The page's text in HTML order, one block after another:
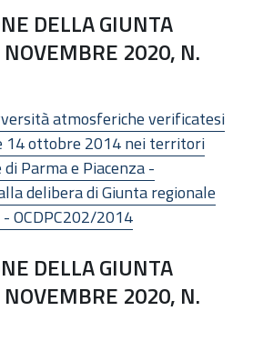
DELLA GIUNTA
NOVEMBRE 2020, N.
atmosferiche verificatesi
14 ottobre 2014 nei territori
Parma e Piacenza -
delibera di Giunta regionale
OCDPC202/2014
DELLA GIUNTA
NOVEMBRE 2020, N.